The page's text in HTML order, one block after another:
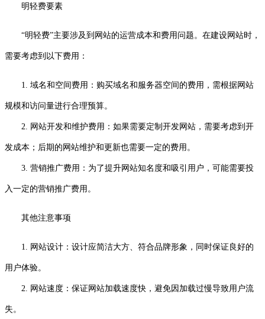
明轻费要素
“明轻费”主要涉及到网站的运营成本和费用问题。在建设网站时，
需要考虑到以下费用：
1. 域名和空间费用：购买域名和服务器空间的费用，需根据网站
规模和访问量进行合理预算。
2. 网站开发和维护费用：如果需要定制开发网站，需要考虑到开
发成本；后期的网站维护和更新也需要一定的费用。
3. 营销推广费用：为了提升网站知名度和吸引用户，可能需要投
入一定的营销推广费用。
其他注意事项
1. 网站设计：设计应简洁大方、符合品牌形象，同时保证良好的
用户体验。
2. 网站速度：保证网站加载速度快，避免因加载过慢导致用户流
失。